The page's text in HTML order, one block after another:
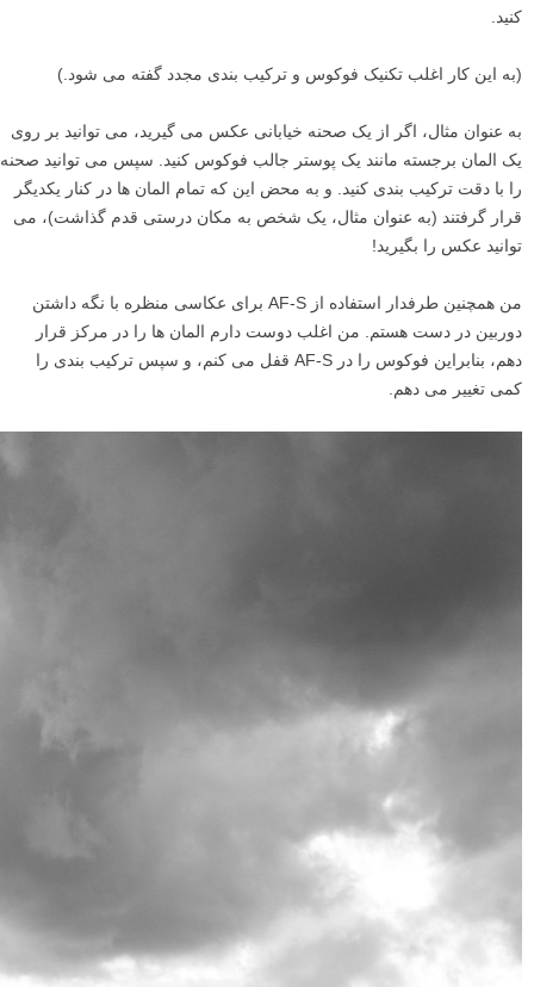
کنید.
(به این کار اغلب تکنیک فوکوس و ترکیب بندی مجدد گفته می شود.)
به عنوان مثال، اگر از یک صحنه خیابانی عکس می گیرید، می توانید بر روی
یک المان برجسته مانند یک پوستر جالب فوکوس کنید. سپس می توانید صحنه
را با دقت ترکیب بندی کنید. و به محض این که تمام المان ها در کنار یکدیگر
قرار گرفتند (به عنوان مثال، یک شخص به مکان درستی قدم گذاشت)، می
توانید عکس را بگیرید!
من همچنین طرفدار استفاده از AF-S برای عکاسی منظره با نگه داشتن
دوربین در دست هستم. من اغلب دوست دارم المان ها را در مرکز قرار
دهم، بنابراین فوکوس را در AF-S قفل می کنم، و سپس ترکیب بندی را
کمی تغییر می دهم.